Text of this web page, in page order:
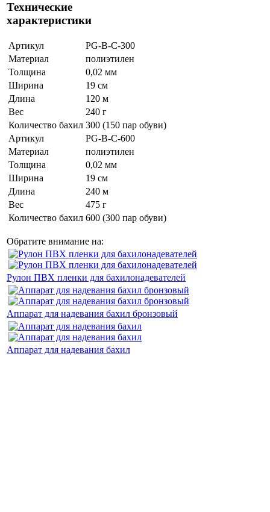
Технические
характеристики
Артикул
PG-B-C-300
Материал
полиэтилен
Толщина
0,02 мм
Ширина
19 см
Длина
120 м
Вес
240 г
Количество бахил 300 (150 пар обуви)
Артикул
PG-B-C-600
Материал
полиэтилен
Толщина
0,02 мм
Ширина
19 см
Длина
240 м
Вес
475 г
Количество бахил 600 (300 пар обуви)
Обратите внимание на:
Рулон ПВХ пленки для бахилонадевателей
Аппарат для надевания бахил бронзовый
Аппарат для надевания бахил